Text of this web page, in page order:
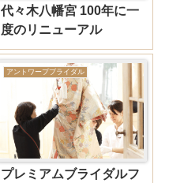
代々木八幡宮 100年に一
度のリニューアル
アントワープブライダル
プレミアムブライダルフ